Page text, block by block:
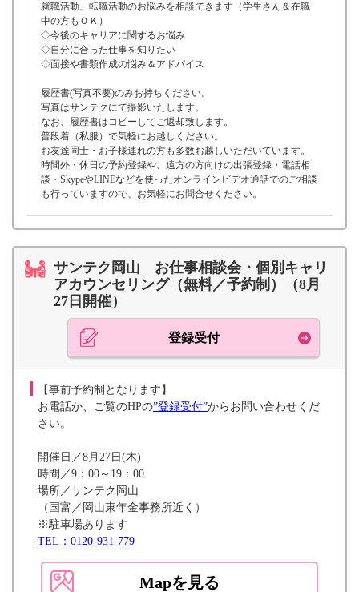
就職活動、転職活動のお悩みを相談できます（学生さん＆在職
中の方もＯＫ）
◇今後のキャリアに関するお悩み
◇自分に合った仕事を知りたい
◇面接や書類作成の悩み＆アドバイス
履歴書(写真不要)のみお持ちください。
写真はサンテクにて撮影いたします。
なお、履歴書はコピーしてご返却致します。
普段着（私服）で気軽にお越しください。
お友達同士・お子様連れの方も多数お越しいただいています。
時間外・休日の予約登録や、遠方の方向けの出張登録・電話相
談・SkypeやLINEなどを使ったオンラインビデオ通話でのご相談
も行っていますので、お気軽にお問合せください。
サンテク岡山 お仕事相談会・個別キャリ
アカウンセリング（無料／予約制）（8月
27日開催）
登録受付
【事前予約制となります】
お電話か、ご覧のHPの”登録受付”からお問い合わせくだ
さい。
開催日／8月27日(木)
時間／9：00～19：00
場所／サンテク岡山
（国富／岡山東年金事務所近く）
※駐車場あります
TEL：0120-931-779
Mapを見る